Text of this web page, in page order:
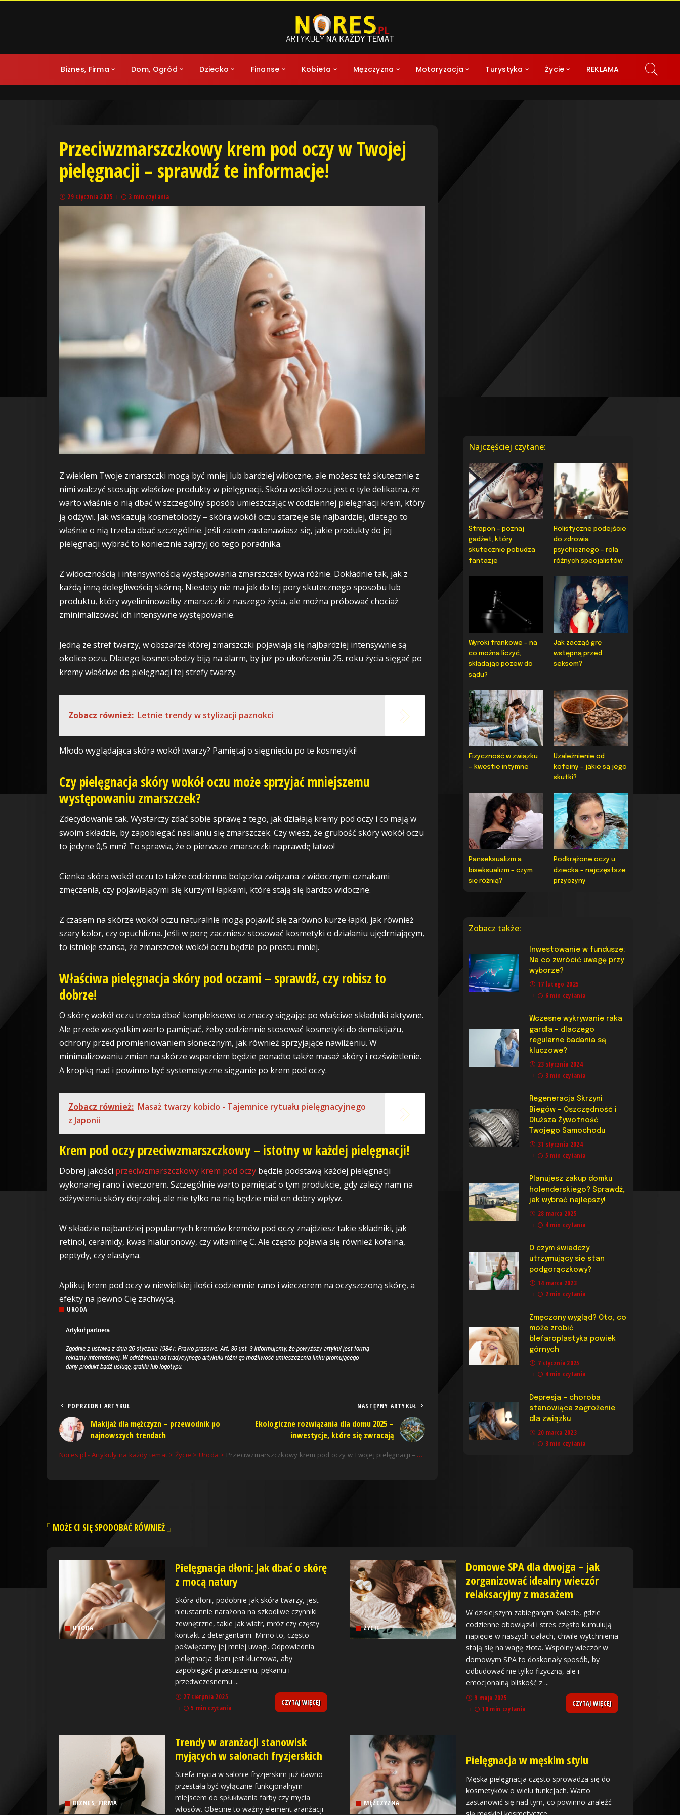
Biznes, Firma Dom, Ogród Dziecko Finanse Kobieta Mężczyzna Motoryzacja Turystyka Życie REKLAMA
Przeciwzmarszczkowy krem pod oczy w Twojej
pielęgnacji – sprawdź te informacje!
29 stycznia 2025 3 min czytania
Z wiekiem Twoje zmarszczki mogą być mniej lub bardziej widoczne, ale możesz też skutecznie z
nimi walczyć stosując właściwe produkty w pielęgnacji. Skóra wokół oczu jest o tyle delikatna, że
warto właśnie o nią dbać w szczególny sposób umieszczając w codziennej pielęgnacji krem, który
ją odżywi. Jak wskazują kosmetolodzy – skóra wokół oczu starzeje się najbardziej, dlatego to
właśnie o nią trzeba dbać szczególnie. Jeśli zatem zastanawiasz się, jakie produkty do jej
pielęgnacji wybrać to koniecznie zajrzyj do tego poradnika.
Z widocznością i intensywnością występowania zmarszczek bywa różnie. Dokładnie tak, jak z
każdą inną dolegliwością skórną. Niestety nie ma jak do tej pory skutecznego sposobu lub
produktu, który wyeliminowałby zmarszczki z naszego życia, ale można próbować chociaż
zminimalizować ich intensywne występowanie.
Jedną ze stref twarzy, w obszarze której zmarszczki pojawiają się najbardziej intensywnie są
okolice oczu. Dlatego kosmetolodzy biją na alarm, by już po ukończeniu 25. roku życia sięgać po
kremy właściwe do pielęgnacji tej strefy twarzy.
Zobacz również: Letnie trendy w stylizacji paznokci
Młodo wyglądająca skóra wokół twarzy? Pamiętaj o sięgnięciu po te kosmetyki!
Czy pielęgnacja skóry wokół oczu może sprzyjać mniejszemu
występowaniu zmarszczek?
Zdecydowanie tak. Wystarczy zdać sobie sprawę z tego, jak działają kremy pod oczy i co mają w
swoim składzie, by zapobiegać nasilaniu się zmarszczek. Czy wiesz, że grubość skóry wokół oczu
to jedyne 0,5 mm? To sprawia, że o pierwsze zmarszczki naprawdę łatwo!
Cienka skóra wokół oczu to także codzienna bolączka związana z widocznymi oznakami
zmęczenia, czy pojawiającymi się kurzymi łapkami, które stają się bardzo widoczne.
Z czasem na skórze wokół oczu naturalnie mogą pojawić się zarówno kurze łapki, jak również
szary kolor, czy opuchlizna. Jeśli w porę zaczniesz stosować kosmetyki o działaniu ujędrniającym,
to istnieje szansa, że zmarszczek wokół oczu będzie po prostu mniej.
Właściwa pielęgnacja skóry pod oczami – sprawdź, czy robisz to
dobrze!
O skórę wokół oczu trzeba dbać kompleksowo to znaczy sięgając po właściwe składniki aktywne.
Ale przede wszystkim warto pamiętać, żeby codziennie stosować kosmetyki do demakijażu,
ochrony przed promieniowaniem słonecznym, jak również sprzyjające nawilżeniu. W
minimalizowaniu zmian na skórze wsparciem będzie ponadto także masaż skóry i rozświetlenie.
A kropką nad i powinno być systematyczne sięganie po krem pod oczy.
Zobacz również: Masaż twarzy kobido - Tajemnice rytuału pielęgnacyjnego
z Japonii
Krem pod oczy przeciwzmarszczkowy – istotny w każdej pielęgnacji!
Dobrej jakości przeciwzmarszczkowy krem pod oczy będzie podstawą każdej pielęgnacji
wykonanej rano i wieczorem. Szczególnie warto pamiętać o tym produkcie, gdy zależy nam na
odżywieniu skóry dojrzałej, ale nie tylko na nią będzie miał on dobry wpływ.
W składzie najbardziej popularnych kremów kremów pod oczy znajdziesz takie składniki, jak
retinol, ceramidy, kwas hialuronowy, czy witaminę C. Ale często pojawia się również kofeina,
peptydy, czy elastyna.
Aplikuj krem pod oczy w niewielkiej ilości codziennie rano i wieczorem na oczyszczoną skórę, a
efekty na pewno Cię zachwycą.
URODA
POPRZEDNI ARTYKUŁ
Makijaż dla mężczyzn – przewodnik po
najnowszych trendach
NASTĘPNY ARTYKUŁ
Ekologiczne rozwiązania dla domu 2025 –
inwestycje, które się zwracają
Nores.pl - Artykuły na każdy temat > Życie > Uroda > Przeciwzmarszczkowy krem pod oczy w Twojej pielęgnacji – sprawdź te informacje!
Najczęściej czytane:
Strapon – poznaj
gadżet, który
skutecznie pobudza
fantazje
Holistyczne podejście
do zdrowia
psychicznego – rola
różnych specjalistów
Wyroki frankowe – na
co można liczyć,
składając pozew do
sądu?
Jak zacząć grę
wstępną przed
seksem?
Fizyczność w związku
— kwestie intymne
Uzależnienie od
kofeiny – jakie są jego
skutki?
Panseksualizm a
biseksualizm – czym
się różnią?
Podkrążone oczy u
dziecka – najczęstsze
przyczyny
Zobacz także:
Inwestowanie w fundusze:
Na co zwrócić uwagę przy
wyborze?
17 lutego 2025
6 min czytania
Wczesne wykrywanie raka
gardła – dlaczego
regularne badania są
kluczowe?
23 stycznia 2024
3 min czytania
Regeneracja Skrzyni
Biegów – Oszczędność i
Dłuższa Żywotność
Twojego Samochodu
31 stycznia 2024
5 min czytania
Planujesz zakup domku
holenderskiego? Sprawdź,
jak wybrać najlepszy!
28 marca 2025
4 min czytania
O czym świadczy
utrzymujący się stan
podgorączkowy?
14 marca 2023
2 min czytania
Zmęczony wygląd? Oto, co
może zrobić
blefaroplastyka powiek
górnych
7 stycznia 2025
4 min czytania
Depresja – choroba
stanowiąca zagrożenie
dla związku
20 marca 2023
3 min czytania
MOŻE CI SIĘ SPODOBAĆ RÓWNIEŻ
URODA
Pielęgnacja dłoni: Jak dbać o skórę
z mocą natury
Skóra dłoni, podobnie jak skóra twarzy, jest
nieustannie narażona na szkodliwe czynniki
zewnętrzne, takie jak wiatr, mróz czy częsty
kontakt z detergentami. Mimo to, często
poświęcamy jej mniej uwagi. Odpowiednia
pielęgnacja dłoni jest kluczowa, aby
zapobiegać przesuszeniu, pękaniu i
przedwczesnemu ...
27 sierpnia 2025
5 min czytania
CZYTAJ WIĘCEJ
ŻYCIE
Domowe SPA dla dwojga – jak
zorganizować idealny wieczór
relaksacyjny z masażem
W dzisiejszym zabieganym świecie, gdzie
codzienne obowiązki i stres często kumulują
napięcie w naszych ciałach, chwile wytchnienia
stają się na wagę złota. Wspólny wieczór w
domowym SPA to doskonały sposób, by
odbudować nie tylko fizyczną, ale i
emocjonalną bliskość z ...
9 maja 2025
10 min czytania
CZYTAJ WIĘCEJ
BIZNES, FIRMA
Trendy w aranżacji stanowisk
myjących w salonach fryzjerskich
Strefa mycia w salonie fryzjerskim już dawno
przestała być wyłącznie funkcjonalnym
miejscem do spłukiwania farby czy mycia
włosów. Obecnie to ważny element aranżacji
MĘŻCZYZNA
Pielęgnacja w męskim stylu
Męska pielęgnacja często sprowadza się do
kosmetyków o wielu funkcjach. Warto
zastanowić się nad tym, co powinno znaleźć